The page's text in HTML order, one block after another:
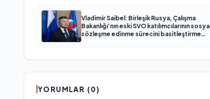
Vladimir Saibel: Birleşik Rusya, Çalışma
Bakanlığı’nın eski SVO katılımcılarının sosyal
sözleşme edinme sürecini basitleştirme
YORUMLAR (0)